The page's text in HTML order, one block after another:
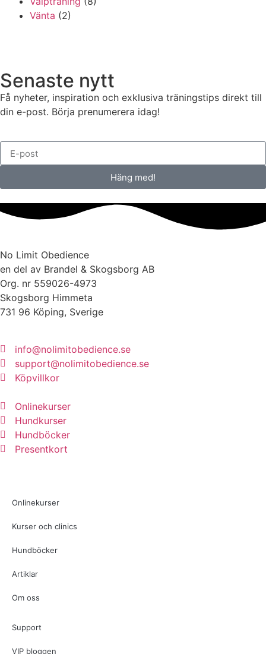
Vänta (2)
Senaste nytt
Få nyheter, inspiration och exklusiva träningstips direkt till
din e-post. Börja prenumerera idag!
Häng med!
No Limit Obedience
en del av Brandel & Skogsborg AB
Org. nr 559026-4973
Skogsborg Himmeta
731 96 Köping, Sverige
info@nolimitobedience.se
support@nolimitobedience.se
Köpvillkor
Onlinekurser
Hundkurser
Hundböcker
Presentkort
Onlinekurser
Kurser och clinics
Hundböcker
Artiklar
Om oss
Support
VIP bloggen